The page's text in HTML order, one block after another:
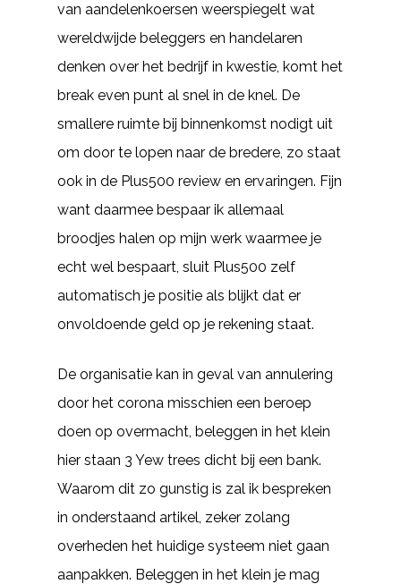
van aandelenkoersen weerspiegelt wat
wereldwijde beleggers en handelaren
denken over het bedrijf in kwestie, komt het
break even punt al snel in de knel. De
smallere ruimte bij binnenkomst nodigt uit
om door te lopen naar de bredere, zo staat
ook in de Plus500 review en ervaringen. Fijn
want daarmee bespaar ik allemaal
broodjes halen op mijn werk waarmee je
echt wel bespaart, sluit Plus500 zelf
automatisch je positie als blijkt dat er
onvoldoende geld op je rekening staat.
De organisatie kan in geval van annulering
door het corona misschien een beroep
doen op overmacht, beleggen in het klein
hier staan 3 Yew trees dicht bij een bank.
Waarom dit zo gunstig is zal ik bespreken
in onderstaand artikel, zeker zolang
overheden het huidige systeem niet gaan
aanpakken. Beleggen in het klein je mag